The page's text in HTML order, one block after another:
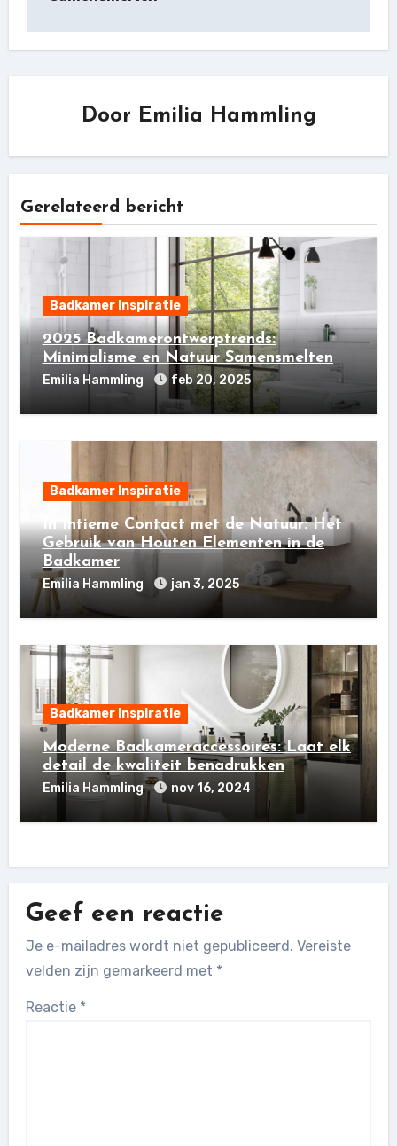
Door Emilia Hammling
Gerelateerd bericht
Badkamer Inspiratie
2025 Badkamerontwerptrends:
Minimalisme en Natuur Samensmelten
Emilia Hammling feb 20, 2025
Badkamer Inspiratie
In Intieme Contact met de Natuur: Het
Gebruik van Houten Elementen in de
Badkamer
Emilia Hammling jan 3, 2025
Badkamer Inspiratie
Moderne Badkameraccessoires: Laat elk
detail de kwaliteit benadrukken
Emilia Hammling nov 16, 2024
Geef een reactie
Je e-mailadres wordt niet gepubliceerd. Vereiste
velden zijn gemarkeerd met *
Reactie *